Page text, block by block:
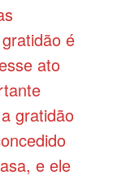
é
ato
gratidão
e ele